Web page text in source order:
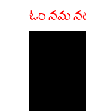
ఓం నమ